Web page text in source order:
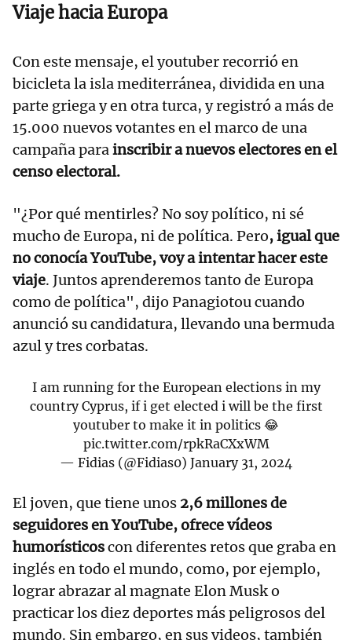
Viaje hacia Europa
Con este mensaje, el youtuber recorrió en
bicicleta la isla mediterránea, dividida en una
parte griega y en otra turca, y registró a más de
15.000 nuevos votantes en el marco de una
campaña parainscribir a nuevos electores en el
censo electoral.
"¿Por qué mentirles? No soy político, ni sé
mucho de Europa, ni de política. Pero, igual que
no conocía YouTube, voy a intentar hacer este
viaje. Juntos aprenderemos tanto de Europa
como de política", dijo Panagiotou cuando
anunció su candidatura, llevando una bermuda
azul y tres corbatas.
I am running for the European elections in my
country Cyprus, if i get elected i will be the first
youtuber to make it in politics 😂
pic.twitter.com/rpkRaCXxWM
— Fidias (@Fidias0) January 31, 2024
El joven, que tiene unos 2,6 millones de
seguidores en YouTube, ofrece vídeos
humorísticoscon diferentes retos que graba en
inglés en todo el mundo, como, por ejemplo,
lograr abrazar al magnate Elon Musk o
practicar los diez deportes más peligrosos del
mundo. Sin embargo, en sus videos, también